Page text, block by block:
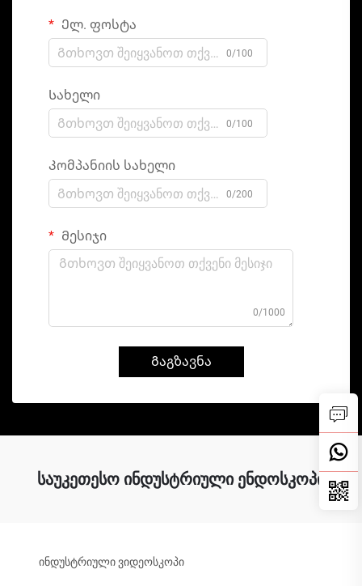
Ელ. ფოსტა
0/100
Სახელი
0/100
Კომპანიის სახელი
0/200
Მესიჯი
0/1000
Გაგზავნა
საუკეთესო ინდუსტრიული ენდოსკოპი
ინდუსტრიული ვიდეოსკოპი